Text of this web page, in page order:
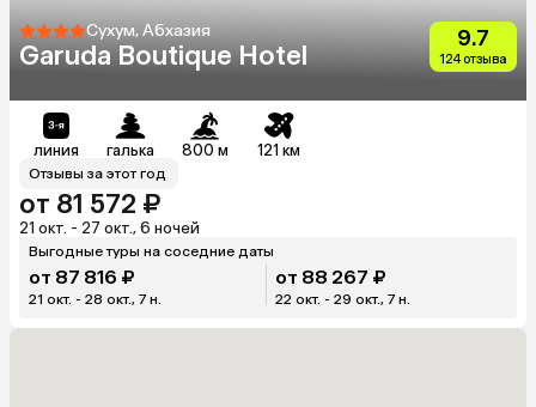
Сухум, Абхазия
Garuda Boutique Hotel
9.7
124 отзыва
линия галька 800 м 121 км
Отзывы за этот год
от 81 572 ₽
21 окт. - 27 окт., 6 ночей
Выгодные туры на соседние даты
от 87 816 ₽
21 окт. - 28 окт., 7 н.
от 88 267 ₽
22 окт. - 29 окт., 7 н.